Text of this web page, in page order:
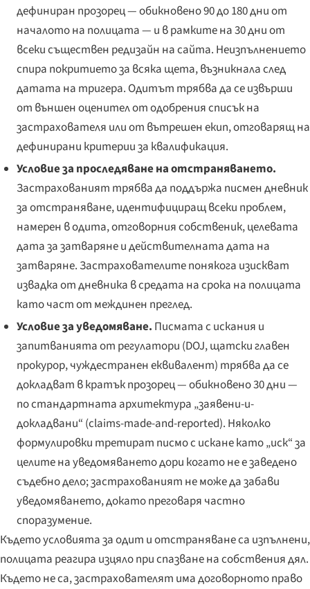
дефиниран прозорец — обикновено 90 до 180 дни от
началото на полицата — и в рамките на 30 дни от
всеки съществен редизайн на сайта. Неизпълнението
спира покритието за всяка щета, възникнала след
датата на тригера. Одитът трябва да се извърши
от външен оценител от одобрения списък на
застрахователя или от вътрешен екип, отговарящ на
дефинирани критерии за квалификация.
Условие за проследяване на отстраняването.
Застрахованият трябва да поддържа писмен дневник
за отстраняване, идентифициращ всеки проблем,
намерен в одита, отговорния собственик, целевата
дата за затваряне и действителната дата на
затваряне. Застрахователите понякога изискват
извадка от дневника в средата на срока на полицата
като част от междинен преглед.
Условие за уведомяване. Писмата с искания и
запитванията от регулатори (DOJ, щатски главен
прокурор, чуждестранен еквивалент) трябва да се
докладват в кратък прозорец — обикновено 30 дни —
по стандартната архитектура „заявени-и-
докладвани“ (claims-made-and-reported). Няколко
формулировки третират писмо с искане като „иск“ за
целите на уведомяването дори когато не е заведено
съдебно дело; застрахованият не може да забави
уведомяването, докато преговаря частно
споразумение.
Където условията за одит и отстраняване са изпълнени,
полицата реагира изцяло при спазване на собствения дял.
Където не са, застрахователят има договорното право